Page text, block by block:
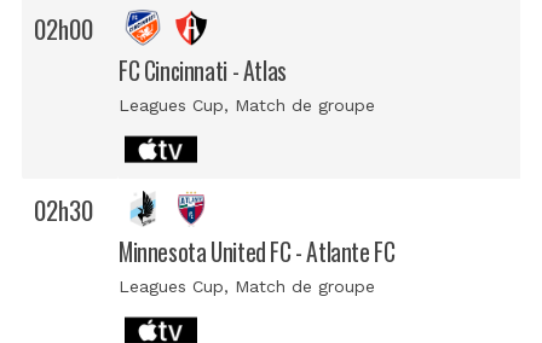
02h00
FC Cincinnati - Atlas
Leagues Cup, Match de groupe
02h30
Minnesota United FC - Atlante FC
Leagues Cup, Match de groupe